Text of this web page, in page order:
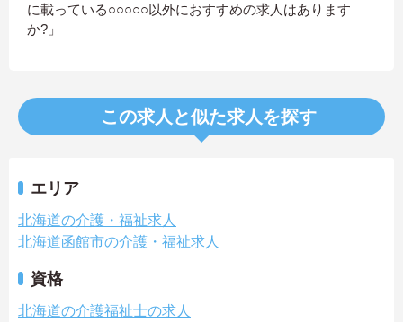
に載っている○○○○○以外におすすめの求人はあります
か?」
この求人と似た求人を探す
エリア
北海道の介護・福祉求人
北海道函館市の介護・福祉求人
資格
北海道の介護福祉士の求人